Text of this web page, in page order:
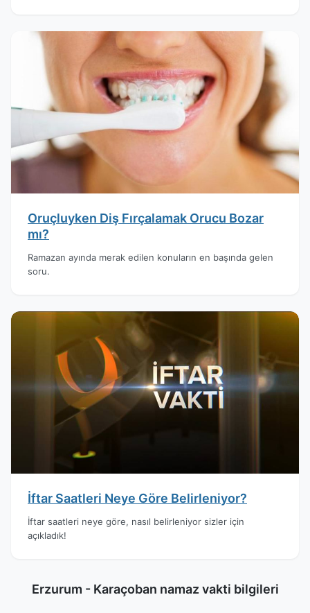
Oruçluyken Diş Fırçalamak Orucu Bozar
mı?
Ramazan ayında merak edilen konuların en başında gelen
soru.
İftar Saatleri Neye Göre Belirleniyor?
İftar saatleri neye göre, nasıl belirleniyor sizler için
açıkladık!
Erzurum - Karaçoban namaz vakti bilgileri